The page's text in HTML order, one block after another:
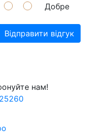
Добре
Відправити відгук
нам!